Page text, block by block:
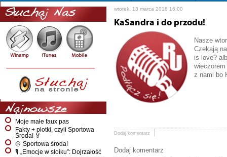
Słuchaj Nas
Najnowsze
Moje małe faux pas
Fakty + plotki, czyli Sportowa
Środa! 🏅
🥎 Sportowa środa!
🎙️ „Emocje w słoiku”: Dojrzałość
wtorek, 13 marca 2018 16:00
KaSandra i do przodu!
Nasze
Czekają
is love?
z nami bo
Dodaj komentarz
Dodaj komentarz